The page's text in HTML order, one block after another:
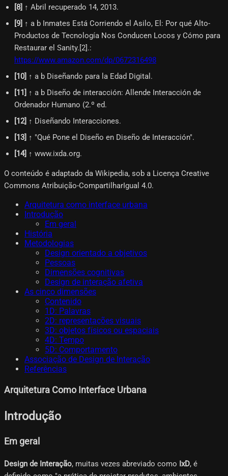
8] ↑ Abril recuperado 14, 2013.
9 ↑ a b Inmates Está Corriendo el Asilo, El: Por qué Alto-
Productos de Tecnología Nos Conducen Locos y Cómo para
Restaurar el Sanity.[2].:
https://www.amazon.com/dp/0672316498
10] ↑ a b Diseñando para la Edad Digital.
11
↑ a b Diseño de interacción: Allende Interacción de
Ordenador Humano (2.º ed.
12] ↑ Diseñando Interacciones.
13 ↑ "Qué Pone el Diseño en Diseño de Interacción".
14] ↑ www.ixda.org.
O conteúdo é adaptado da Wikipedia, sob a Licença Creative
Commons Atribuição-CompartilharIgual 4.0.
Arquitetura como interface urbana
Introdução
Em geral
História
Metodologias
Design orientado a objetivos
Pessoas
Dimensões cognitivas
Design de interação afetiva
As cinco dimensões
Contenido
1D: Palavras
2D: representações visuais
3D: objetos físicos ou espaciais
4D: Tempo
5D: Comportamento
Associação de Design de Interação
Referências
Arquitetura Como Interface Urbana
Introdução
Em geral
Design de Interação, muitas vezes abreviado como IxD, é